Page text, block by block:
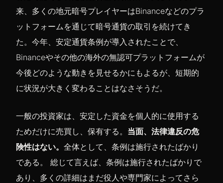
来、多くの地元暗号プレイヤーはBinanceなどのプラ
ットフォームを通じて暗号通貨の取引を続けてき
た。今年、安定通貨条例が導入されたことで、
Binanceやその他の海外の無認可プラットフォームが
今後どのような動きを見せるかにもよるが、短期的
に状況が大きく変わることはなさそうだ。
一般の投資家は、安定した資金を個人的に使用する
ためだけに売買し、保有する。 当面、法律違反の危
険性はない。全体として、条例は施行されたばかり
である。 総じて言えば、条例は施行されたばかりで
あり、多くの詳細はまだ役人や専門家によってさら